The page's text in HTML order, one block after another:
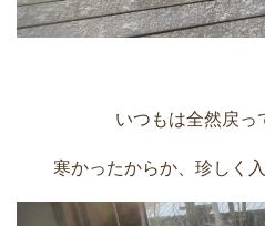
いつもは全然戻っ
寒かったからか、珍しく